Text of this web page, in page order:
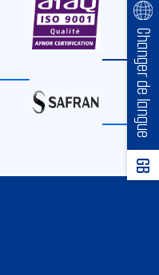
Changer de langue
GB